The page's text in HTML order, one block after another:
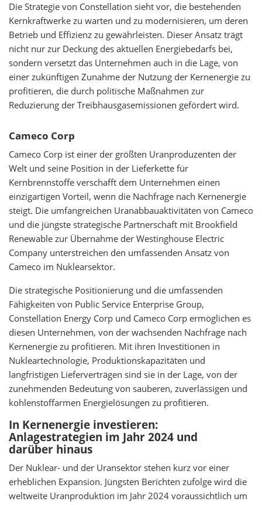
Die Strategie von Constellation sieht vor, die bestehenden
Kernkraftwerke zu warten und zu modernisieren, um deren
Betrieb und Effizienz zu gewährleisten. Dieser Ansatz trägt
nicht nur zur Deckung des aktuellen Energiebedarfs bei,
sondern versetzt das Unternehmen auch in die Lage, von
einer zukünftigen Zunahme der Nutzung der Kernenergie zu
profitieren, die durch politische Maßnahmen zur
Reduzierung der Treibhausgasemissionen gefördert wird.
Cameco Corp
Cameco Corp ist einer der größten Uranproduzenten der
Welt und seine Position in der Lieferkette für
Kernbrennstoffe verschafft dem Unternehmen einen
einzigartigen Vorteil, wenn die Nachfrage nach Kernenergie
steigt. Die umfangreichen Uranabbauaktivitäten von Cameco
und die jüngste strategische Partnerschaft mit Brookfield
Renewable zur Übernahme der Westinghouse Electric
Company unterstreichen den umfassenden Ansatz von
Cameco im Nuklearsektor.
Die strategische Positionierung und die umfassenden
Fähigkeiten von Public Service Enterprise Group,
Constellation Energy Corp und Cameco Corp ermöglichen es
diesen Unternehmen, von der wachsenden Nachfrage nach
Kernenergie zu profitieren. Mit ihren Investitionen in
Nukleartechnologie, Produktionskapazitäten und
langfristigen Lieferverträgen sind sie in der Lage, von der
zunehmenden Bedeutung von sauberen, zuverlässigen und
kohlenstoffarmen Energielösungen zu profitieren.
In Kernenergie investieren:
Anlagestrategien im Jahr 2024 und
darüber hinaus
Der Nuklear- und der Uransektor stehen kurz vor einer
erheblichen Expansion. Jüngsten Berichten zufolge wird die
weltweite Uranproduktion im Jahr 2024 voraussichtlich um